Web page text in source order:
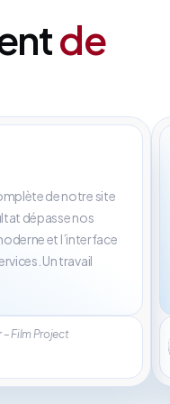
de
de notre site
dépasse nos
et l’interface
Un travail
Film Project